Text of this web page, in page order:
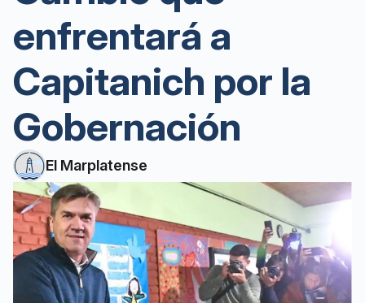
enfrentará a
Capitanich por la
Gobernación
El Marplatense